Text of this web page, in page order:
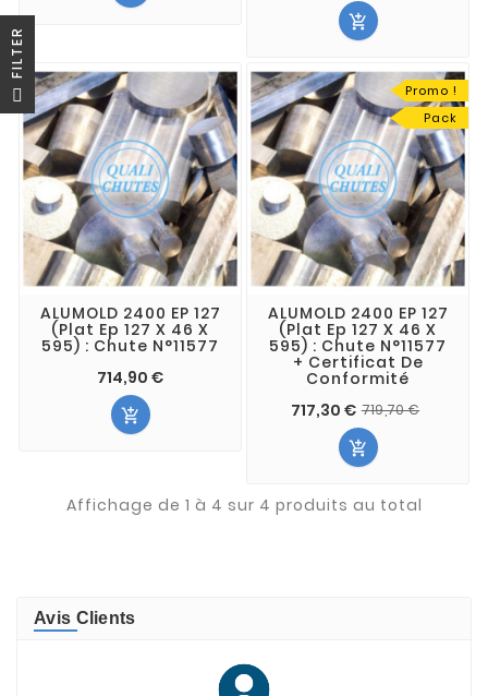

ALUMOLD 2400 EP 127
(Plat Ep 127 X 46 X
595) : Chute N°11577
714,90 €

Promo !
Pack
ALUMOLD 2400 EP 127
(Plat Ep 127 X 46 X
595) : Chute N°11577
+ Certificat De
Conformité
717,30 € 719,70 €

Affichage de 1 à 4 sur 4 produits au total
Avis Clients
R